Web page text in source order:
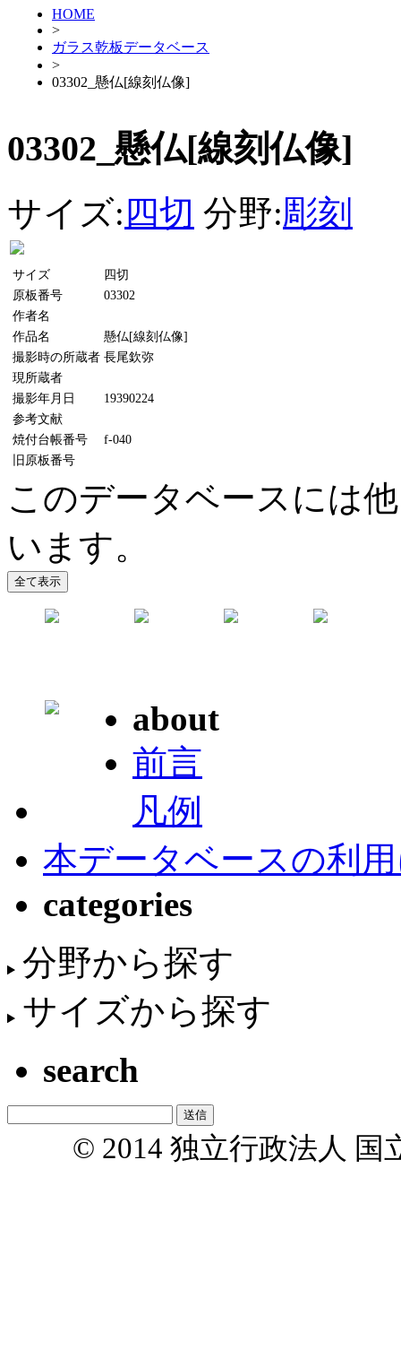
HOME
>
ガラス乾板データベース
>
03302_懸仏[線刻仏像]
03302_懸仏[線刻仏像]
サイズ: 四切 分野:彫刻
サイズ
四切
原板番号
03302
作者名
作品名
懸仏[線刻仏像]
撮影時の所蔵者 長尾欽弥
現所蔵者
撮影年月日
19390224
参考文献
焼付台帳番号
f-040
旧原板番号
このデータベースには
います。
about
前言
凡例
本データベースの利
categories
分野から探す
サイズから探す
search
© 2014 独立行政法人 国